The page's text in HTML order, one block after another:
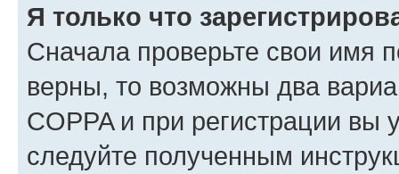
Я только что
Сначала проверьте свои имя
верны, то возможны два
COPPA и при регистрации вы
следуйте полученным